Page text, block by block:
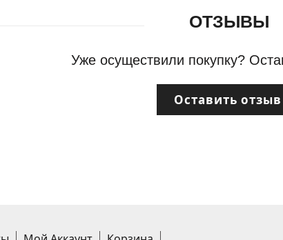
ОТЗЫВЫ
Уже осуществили покупку?
Оставить отзыв